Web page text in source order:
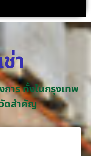
า
การ ทั้งในกรุงเทพ
ดสำคัญ